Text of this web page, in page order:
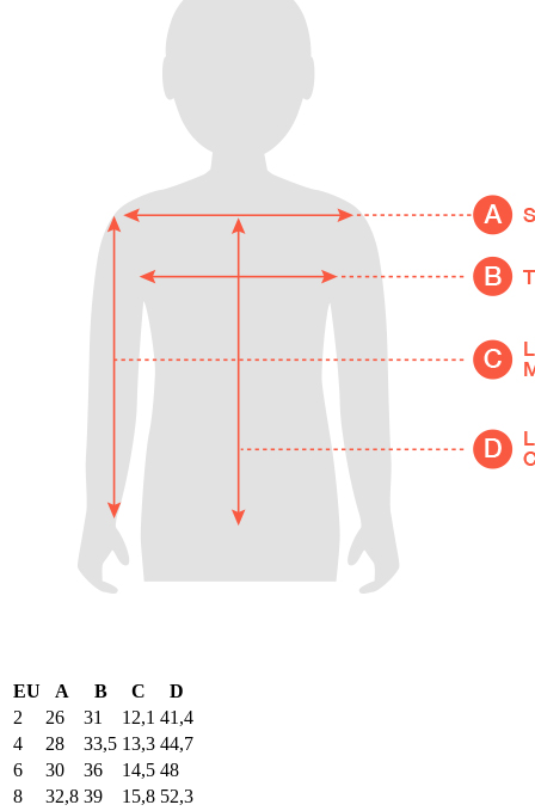
EU A B C
D
2
26 31 12,1 41,4
4
28 33,5 13,3 44,7
6
30 36 14,5 48
8
32,8 39 15,8 52,3